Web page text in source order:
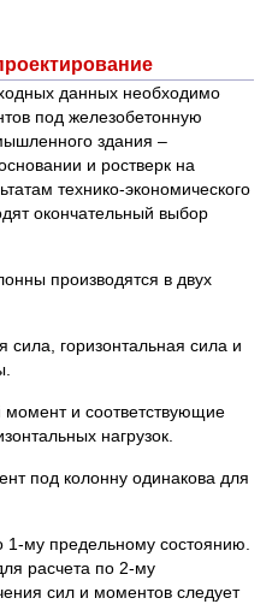
данных необходимо
под железобетонную
здания –
и ростверк на
технико-экономического
окончательный выбор
производятся в двух
сила, горизонтальная сила и
и соответствующие
нагрузок.
под колонну одинакова для
1-му предельному состоянию.
расчета по 2-му
сил и моментов следует